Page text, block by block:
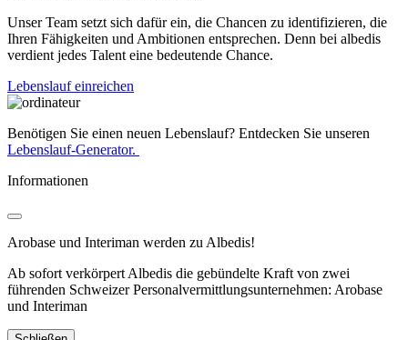
Unser Team setzt sich dafür ein, die Chancen zu identifizieren, die
Ihren Fähigkeiten und Ambitionen entsprechen. Denn bei albedis
verdient jedes Talent eine bedeutende Chance.
Lebenslauf einreichen
Benötigen Sie einen neuen Lebenslauf? Entdecken Sie unseren
Lebenslauf-Generator.
Informationen
Arobase und Interiman werden zu Albedis!
Ab sofort verkörpert Albedis die gebündelte Kraft von zwei
führenden Schweizer Personalvermittlungsunternehmen: Arobase
und Interiman